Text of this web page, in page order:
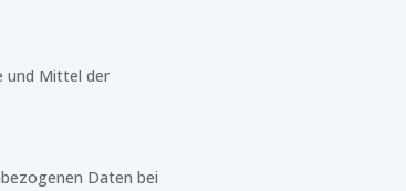
und Mittel der
Daten bei